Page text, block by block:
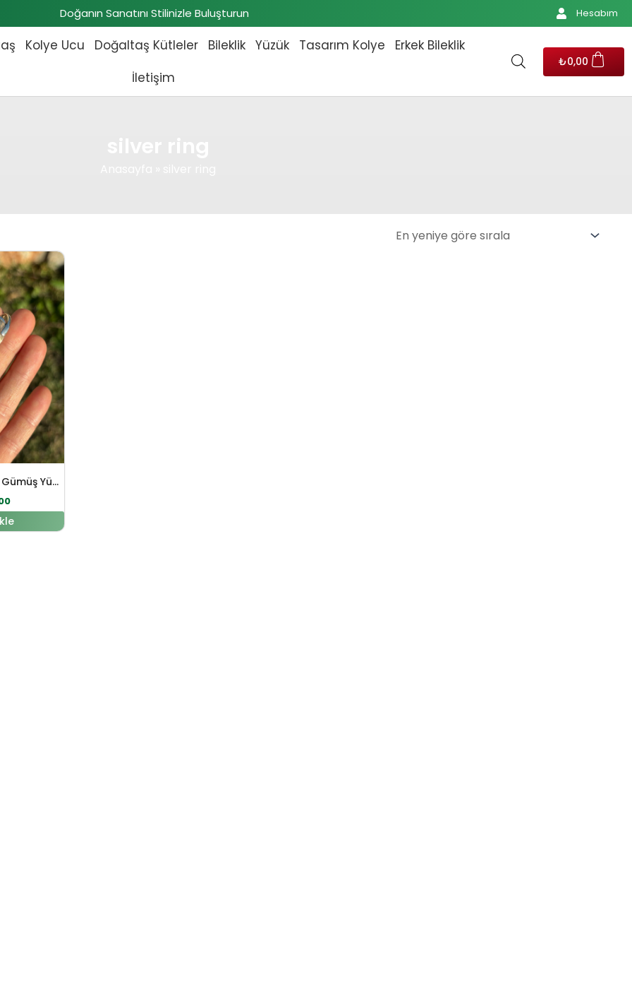
Doğanın Sanatını Stilinizle Buluşturun Hesabım
Kolye Ucu Doğaltaş Kütleler Bileklik Yüzük Tasarım Kolye
Erkek Bileklik
İletişim
₺0,00
Topaz Doğal Taş Gümüş Yüzük
₺9.200,00.
Şu andaki fiyat: ₺8.900,00.